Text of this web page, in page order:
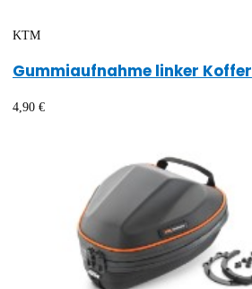
KTM
Gummiaufnahme linker Koffer
4,90 €